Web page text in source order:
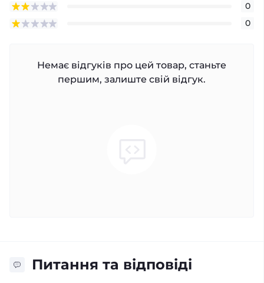
0
0
Немає відгуків про цей товар, станьте
першим, залиште свій відгук.
Питання та відповіді